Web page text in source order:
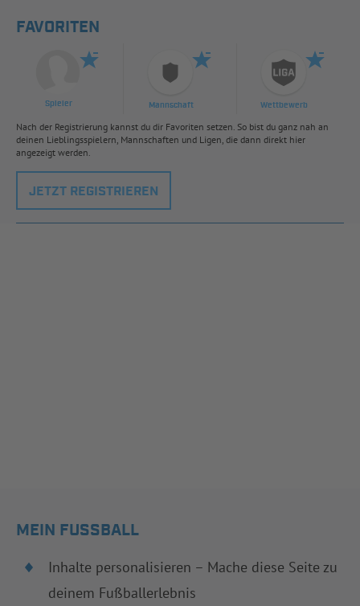
FAVORITEN
Spieler Mannschaft Wettbewerb
Nach der Registrierung kannst du dir Favoriten setzen. So bist du ganz nah an
deinen Lieblingsspielern, Mannschaften und Ligen, die dann direkt hier
angezeigt werden.
JETZT REGISTRIEREN
MEIN FUSSBALL
Inhalte personalisieren – Mache diese Seite zu
deinem Fußballerlebnis